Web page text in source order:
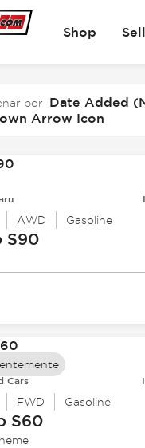
Shop
por Date Added
Arrow Icon
AWD Gasoline
S90
Cars
FWD Gasoline
S60